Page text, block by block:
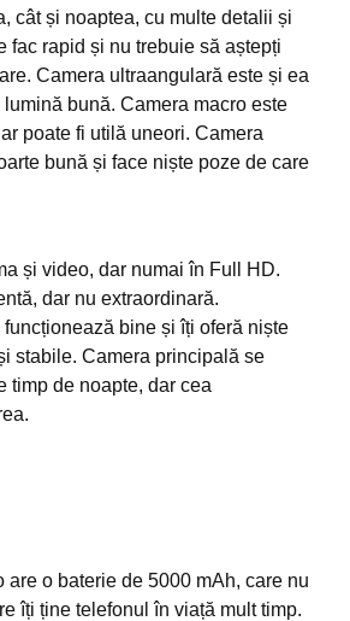
cât și noaptea, cu multe detalii și
fac rapid și nu trebuie să aștepți
Camera ultraangulară este și ea
bună. Camera macro este
poate fi utilă uneori. Camera
bună și face niște poze de care
și video, dar numai în Full HD.
dar nu extraordinară.
bine și îți oferă niște
stabile. Camera principală se
timp de noapte, dar cea
are o baterie de 5000 mAh, care nu
îți ține telefonul în viață mult timp.